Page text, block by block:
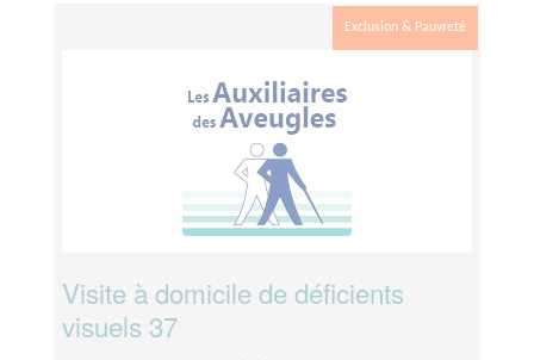
Exclusion & Pauvreté
Visite à domicile de déficients
visuels 37